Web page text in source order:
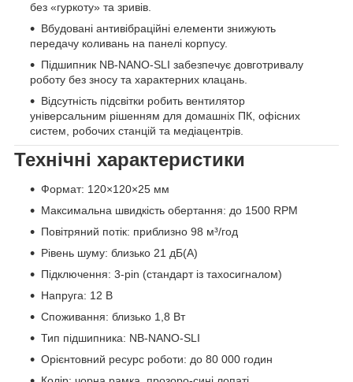
без «гуркоту» та зривів.
Вбудовані антивібраційні елементи знижують
передачу коливань на панелі корпусу.
Підшипник NB-NANO-SLI забезпечує довготривалу
роботу без зносу та характерних клацань.
Відсутність підсвітки робить вентилятор
універсальним рішенням для домашніх ПК, офісних
систем, робочих станцій та медіацентрів.
Технічні характеристики
Формат: 120×120×25 мм
Максимальна швидкість обертання: до 1500 RPM
Повітряний потік: приблизно 98 м³/год
Рівень шуму: близько 21 дБ(A)
Підключення: 3-pin (стандарт із тахосигналом)
Напруга: 12 В
Споживання: близько 1,8 Вт
Тип підшипника: NB-NANO-SLI
Орієнтовний ресурс роботи: до 80 000 годин